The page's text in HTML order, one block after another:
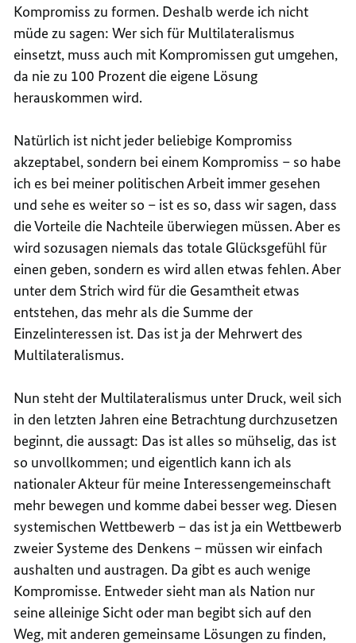
Kompromiss zu formen. Deshalb werde ich nicht
müde zu sagen: Wer sich für Multilateralismus
einsetzt, muss auch mit Kompromissen gut umgehen,
da nie zu 100 Prozent die eigene Lösung
herauskommen wird.
Natürlich ist nicht jeder beliebige Kompromiss
akzeptabel, sondern bei einem Kompromiss – so habe
ich es bei meiner politischen Arbeit immer gesehen
und sehe es weiter so – ist es so, dass wir sagen, dass
die Vorteile die Nachteile überwiegen müssen. Aber es
wird sozusagen niemals das totale Glücksgefühl für
einen geben, sondern es wird allen etwas fehlen. Aber
unter dem Strich wird für die Gesamtheit etwas
entstehen, das mehr als die Summe der
Einzelinteressen ist. Das ist ja der Mehrwert des
Multilateralismus.
Nun steht der Multilateralismus unter Druck, weil sich
in den letzten Jahren eine Betrachtung durchzusetzen
beginnt, die aussagt: Das ist alles so mühselig, das ist
so unvollkommen; und eigentlich kann ich als
nationaler Akteur für meine Interessengemeinschaft
mehr bewegen und komme dabei besser weg. Diesen
systemischen Wettbewerb – das ist ja ein Wettbewerb
zweier Systeme des Denkens – müssen wir einfach
aushalten und austragen. Da gibt es auch wenige
Kompromisse. Entweder sieht man als Nation nur
seine alleinige Sicht oder man begibt sich auf den
Weg, mit anderen gemeinsame Lösungen zu finden,